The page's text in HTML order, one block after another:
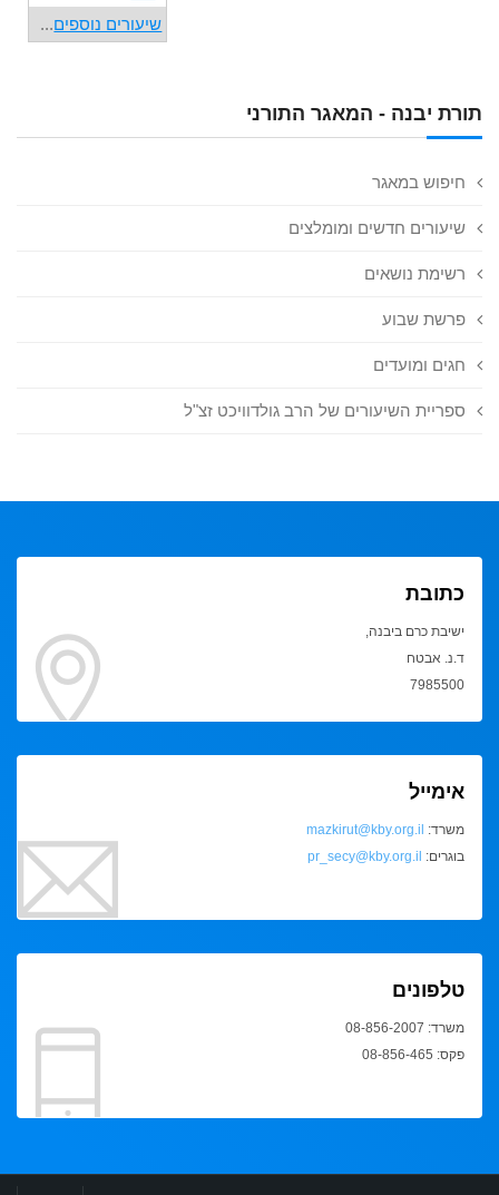
תורת יבנה - המאגר התורני
חיפוש במאגר
שיעורים חדשים ומומלצים
רשימת נושאים
פרשת שבוע
חגים ומועדים
ספריית השיעורים של הרב גולדוויכט זצ"ל
שיעורים נוספים...
כתובת
ישיבת כרם ביבנה,
ד.נ. אבטח
7985500
אימייל
משרד: mazkirut@kby.org.il
בוגרים: pr_secy@kby.org.il
טלפונים
משרד: 08-856-2007
פקס: 08-856-465